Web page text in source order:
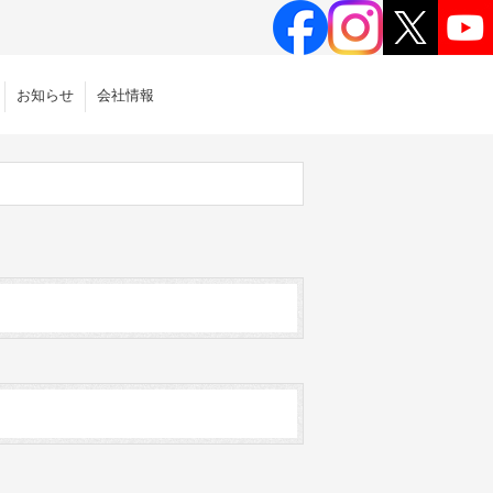
お知らせ 会社情報